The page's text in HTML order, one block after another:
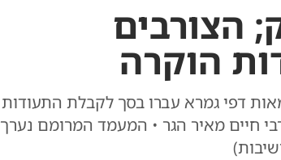
הצורבים
הוקרה
דפי גמרא עברו בסך לקבלת התעודות
חיים מאיר הגר • המעמד המרומם נערך